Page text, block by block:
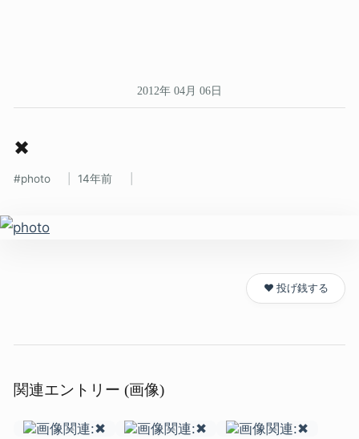
2012年 04月 06日
✖
photo 14年前
❤️ 投げ銭する
関連エントリー (画像)